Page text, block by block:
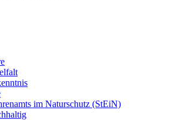
im Naturschutz (StEiN)